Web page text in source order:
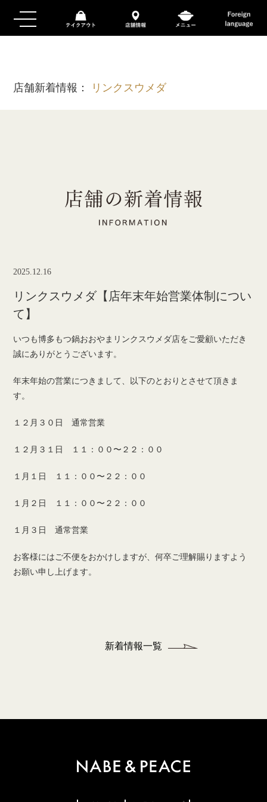
店舗新着情報： リンクスウメダ
2025.12.16
リンクスウメダ【店年末年始営業体制につい
て】
いつも博多もつ鍋おおやまリンクスウメダ店をご愛顧いただき
誠にありがとうございます。
年末年始の営業につきまして、以下のとおりとさせて頂きま
す。
１２月３０日 通常営業
１２月３１日 １１：００〜２２：００
１月１日 １１：００〜２２：００
１月２日 １１：００〜２２：００
１月３日 通常営業
お客様にはご不便をおかけしますが、何卒ご理解賜りますよう
お願い申し上げます。
新着情報一覧